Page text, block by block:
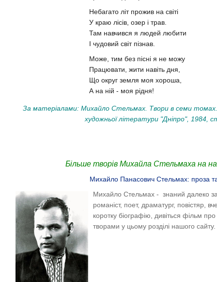
Небагато лiт прожив на свiтi
У краю лiсiв, озер i трав.
Там навчився я людей любити
I чудовий свiт пiзнав.
Може, тим без пiснi я не можу
Працювати, жити навiть дня,
Що округ земля моя хороша,
А на нiй - моя рiдня!
За матеріалами: Михайло Стельмах. Твори в семи
художньої літератури "Дніпро", 1984,
Більше творів Михайла Стельмаха на
Михайло Панасович Стельмах: проза та
Михайло Стельмах - знаний далеко
романіст, поет, драматург, повістяр,
коротку біографію, дивіться фільм
творами у цьому розділі нашого сайту.